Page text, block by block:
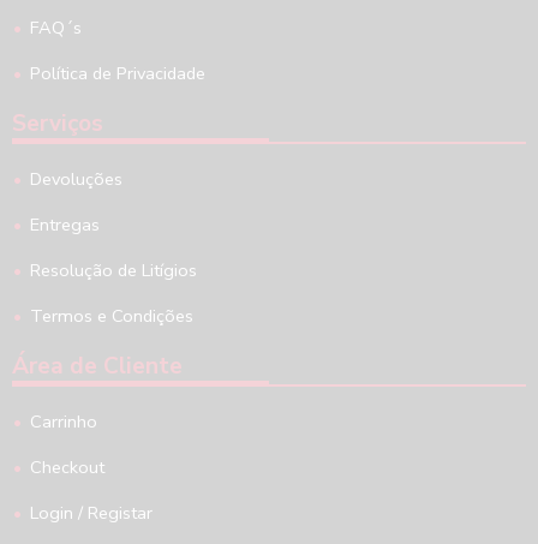
FAQ´s
Política de Privacidade
Serviços
Devoluções
Entregas
Resolução de Litígios
Termos e Condições
Área de Cliente
Carrinho
Checkout
Login / Registar